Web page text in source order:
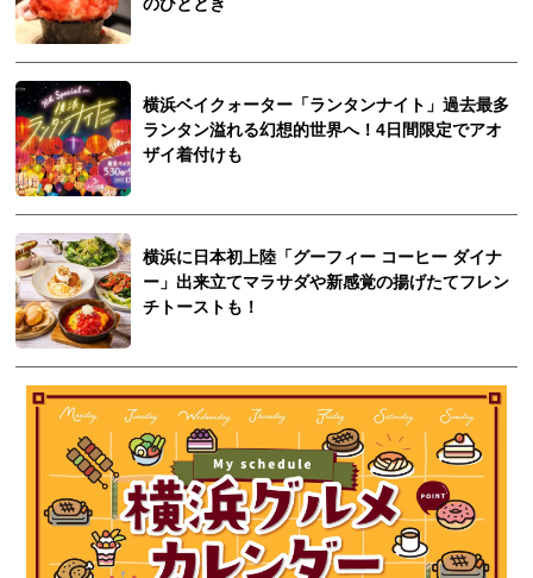
のひととき
横浜ベイクォーター「ランタンナイト」過去最多
ランタン溢れる幻想的世界へ！4日間限定でアオ
ザイ着付けも
横浜に日本初上陸「グーフィー コーヒー ダイナ
ー」出来立てマラサダや新感覚の揚げたてフレン
チトーストも！